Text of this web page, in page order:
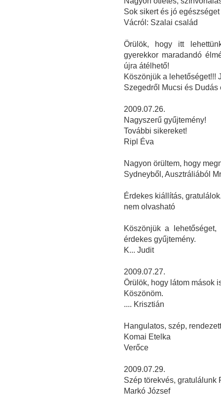
Sok sikert és jó
Vácról: Szalai család
Örülök, hogy itt
gyerekkor maradandó
újra átélhető!
Köszönjük a lehetőséget!!!
Szegedről Mucsi és Dudás
2009.07.26.
Nagyszerű gyűjtemény!
További sikereket!
Ripl Éva
Nagyon örültem, hogy
Sydneyből, Ausztráliából
Érdekes kiállítás,
nem olvasható
Köszönjük a
érdekes gyűjtemény.
K... Judit
2009.07.27.
Örülök, hogy látom mások
Köszönöm.
.... Krisztián
Hangulatos, szép,
Komai Etelka
Verőce
2009.07.29.
Szép törekvés, gratulálunk
Markó József